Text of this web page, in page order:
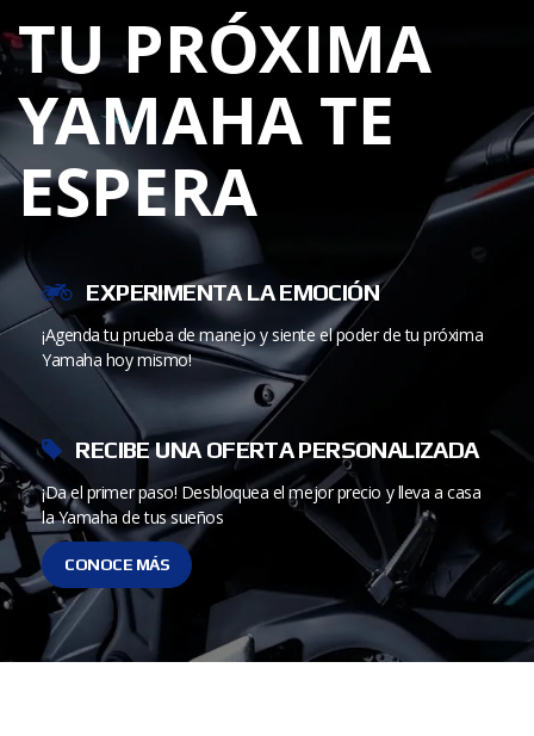
TU PRÓXIMA
YAMAHA TE
ESPERA
EXPERIMENTA LA EMOCIÓN
¡Agenda tu prueba de manejo y siente el poder de tu próxima
Yamaha hoy mismo!
RECIBE UNA OFERTA PERSONALIZADA
¡Da el primer paso! Desbloquea el mejor precio y lleva a casa
la Yamaha de tus sueños
CONOCE MÁS